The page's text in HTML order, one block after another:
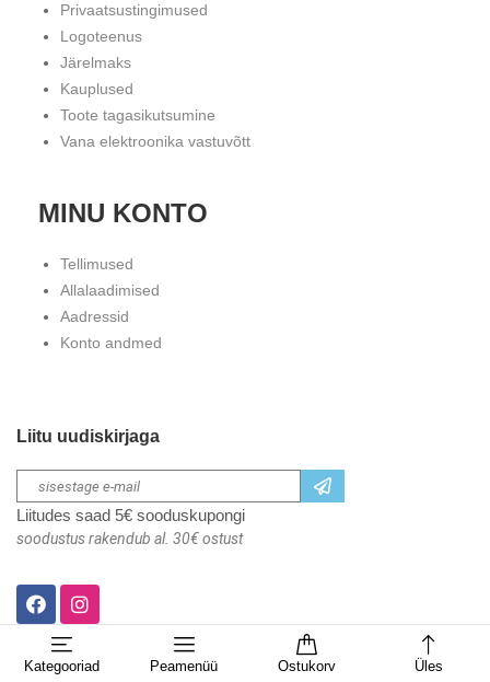
Kategooriad Peamenüü Ostukorv Üles
Privaatsustingimused
Logoteenus
Järelmaks
Kauplused
Toote tagasikutsumine
Vana elektroonika vastuvõtt
MINU KONTO
Tellimused
Allalaadimised
Aadressid
Konto andmed
Liitu uudiskirjaga
Liitudes saad 5€ sooduskupongi
soodustus rakendub al. 30€ ostust